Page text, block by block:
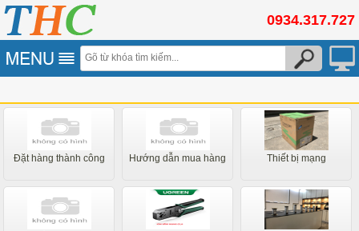
0934.317.727
Đặt hàng thành công Hướng dẫn mua hàng Thiết bị mạng